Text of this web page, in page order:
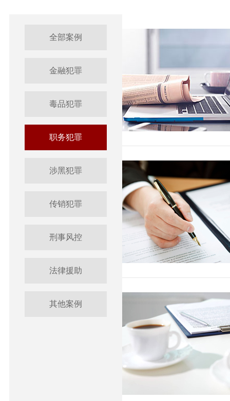
全部案例
金融犯罪
毒品犯罪
职务犯罪
涉黑犯罪
传销犯罪
刑事风控
法律援助
其他案例